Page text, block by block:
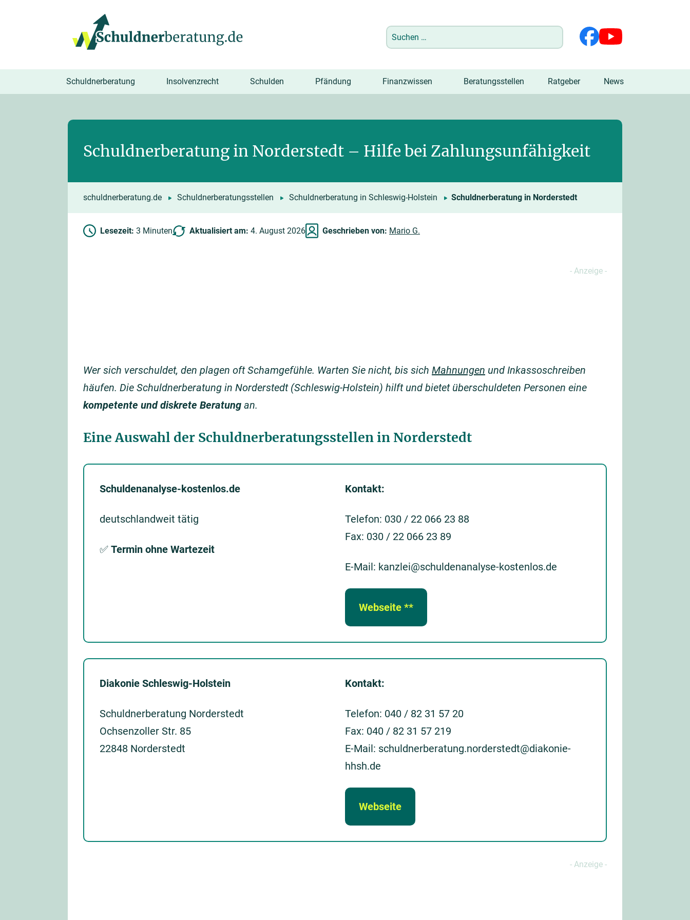
Suchen
nach:
Schuldnerberatung Insolvenzrecht Schulden Pfändung Finanzwissen Beratungsstellen Ratgeber News
Schuldnerberatung in Norderstedt – Hilfe bei Zahlungsunfähigkeit
schuldnerberatung.de Schuldnerberatungsstellen Schuldnerberatung in Schleswig-Holstein Schuldnerberatung in Norderstedt
Lesezeit: 3 Minuten Aktualisiert am: 4. August 2026 Geschrieben von: Mario G.
Wer sich verschuldet, den plagen oft Schamgefühle. Warten Sie nicht, bis sich Mahnungen und Inkassoschreiben
häufen. Die Schuldnerberatung in Norderstedt (Schleswig-Holstein) hilft und bietet überschuldeten Personen eine
kompetente und diskrete Beratung an.
Eine Auswahl der Schuldnerberatungsstellen in Norderstedt
Schuldenanalyse-kostenlos.de
deutschlandweit tätig
✅ Termin ohne Wartezeit
Kontakt:
Telefon: 030 / 22 066 23 88
Fax: 030 / 22 066 23 89
E-Mail: kanzlei@schuldenanalyse-kostenlos.de
Webseite **
Diakonie Schleswig-Holstein
Schuldnerberatung Norderstedt
Ochsenzoller Str. 85
22848 Norderstedt
Kontakt:
Telefon: 040 / 82 31 57 20
Fax: 040 / 82 31 57 219
E-Mail: schuldnerberatung.norderstedt@diakonie-
hhsh.de
Webseite